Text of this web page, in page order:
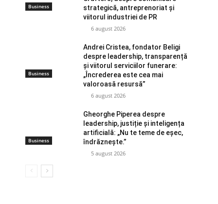
Business
strategică, antreprenoriat și
viitorul industriei de PR
6 august 2026
Business
Andrei Cristea, fondator Beligi
despre leadership, transparență
și viitorul serviciilor funerare:
„Încrederea este cea mai
valoroasă resursă”
6 august 2026
Business
Gheorghe Piperea despre
leadership, justiție și inteligența
artificială: „Nu te teme de eșec,
îndrăznește.”
5 august 2026